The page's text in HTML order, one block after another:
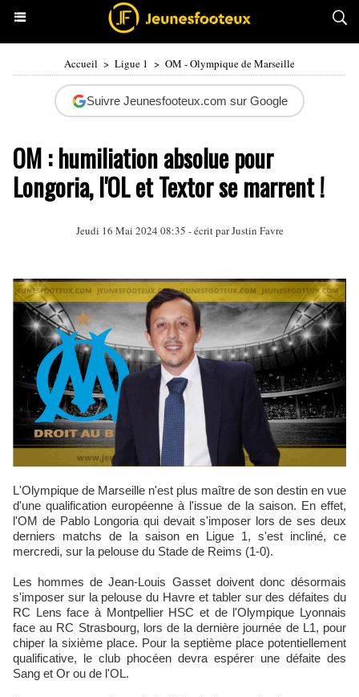
Accueil > Ligue 1 > OM - Olympique de Marseille
Suivre Jeunesfooteux.com sur Google
OM : humiliation absolue pour
Longoria, l'OL et Textor se marrent !
Jeudi 16 Mai 2024 08:35 - écrit parJustin Favre
L'Olympique de Marseille n'est plus maître de son destin en vue
d'une qualification européenne à l'issue de la saison. En effet,
l'OM de Pablo Longoria qui devait s'imposer lors de ses deux
derniers matchs de la saison en Ligue 1, s'est incliné, ce
mercredi, sur la pelouse du Stade de Reims (1-0).
Les hommes de Jean-Louis Gasset doivent donc désormais
s'imposer sur la pelouse du Havre et tabler sur des défaites du
RC Lens face à Montpellier HSC et de l'Olympique Lyonnais
face au RC Strasbourg, lors de la dernière journée de L1, pour
chiper la sixième place. Pour la septième place potentiellement
qualificative, le club phocéen devra espérer une défaite des
Sang et Or ou de l'OL.